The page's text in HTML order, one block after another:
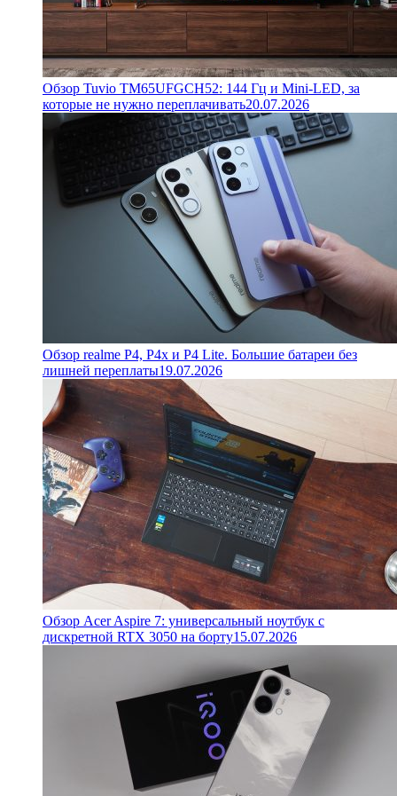
Обзор Tuvio TM65UFGCH52: 144 Гц и Mini-LED, за
которые не нужно переплачивать20.07.2026
Обзор realme P4, P4x и P4 Lite. Большие батареи без
лишней переплаты19.07.2026
Обзор Acer Aspire 7: универсальный ноутбук с
дискретной RTX 3050 на борту15.07.2026